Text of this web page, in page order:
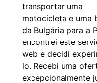
transportar uma
motocicleta e uma
da Bulgária para a
encontrei este
web e decidi
lo. Recebi uma
excepcionalmente